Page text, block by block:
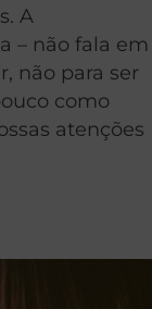
A
– não fala em
não para ser
como
atenções